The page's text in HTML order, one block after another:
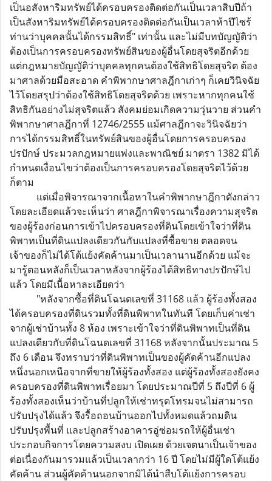
เป็นอสังหาริมทรัพย์ได้ครอบครองติดต่อกันเป็นเวลาสิบปีถ้า
เป็นสังหาริมทรัพย์ได้ครอบครองติดต่อกันเป็นเวลาห้าปีไซร้
ท่านว่าบุคคลนั้นได้กรรมสิทธิ์" เท่านั้น และไม่มีบทบัญญัติว่า
ต้องเป็นการครอบครองทรัพย์สินของผู้อื่นโดยสุจริตอีกด้วย
แต่กฎหมายบัญญัติว่าบุคคลทุกคนต้องใช้สิทธิโดยสุจริต ต้อง
มาศาลด้วยมือสะอาด คำพิพากษาศาลฎีกาเก่าๆ ก็เคยวินิจฉัย
ไว้โดยสรุปว่าต้องใช้สิทธิโดยสุจริตด้วย เพราะหากทุกคนใช้
สิทธิกันอย่างไม่สุจริตแล้ว สังคมย่อมเกิดความวุ่นวาย ส่วนคำ
พิพากษาศาลฎีกาที่ 12746/2555 แม้ศาลฎีกาจะวินิจฉัยว่า
การได้กรรมสิทธิ์ในทรัพย์สินของผู้อื่นโดยการครอบครอง
ปรปักษ์ ประมวลกฎหมายแพ่งและพาณิชย์ มาตรา 1382 มิได้
กำหนดเงื่อนไขว่าต้องเป็นการครอบครองโดยสุจริตไว้ด้วย
ก็ตาม
แต่เมื่อพิจารณาจากเนื้อหาในคำพิพากษาฎีกาดังกล่าว
โดยละเอียดแล้วจะเห็นว่า ศาลฎีกาพิจารณาเรื่องความสุจริต
ของผู้ร้องก่อนการเข้าไปครอบครองที่ดินโดยเข้าใจว่าที่ดิน
พิพาทเป็นที่ดินแปลงเดียวกันกับแปลงที่ซื้อขาย ตลอดจน
เจ้าของก็ไม่ได้โต้แย้งคัดค้านมาเป็นเวลานานอีกด้วย แม้จะ
มารู้ตอนหลังก็เป็นเวลาหลังจากผู้ร้องได้สิทธิทางปรปักษ์ไป
แล้ว โดยมีเนื้อหาละเอียดว่า
"หลังจากซื้อที่ดินโฉนดเลขที่ 31168 แล้ว ผู้ร้องทั้งสอง
ได้ครอบครองที่ดินรวมทั้งที่ดินพิพาทในทันที โดยเก็บค่าเช่า
จากผู้เช่าบ้านทั้ง 8 ห้อง เพราะเข้าใจว่าที่ดินพิพาทเป็นที่ดิน
แปลงเดียวกับที่ดินโฉนดเลขที่ 31168 หลังจากนั้นประมาณ 5
ถึง 6 เดือน จึงทราบว่าที่ดินพิพาทเป็นของผู้คัดค้านอีกแปลง
หนึ่งนอกเหนือจากที่ขายให้ผู้ร้องทั้งสอง แต่ผู้ร้องทั้งสองยังคง
ครอบครองที่ดินพิพาทเรื่อยมา โดยประมาณปีที่ 5 ถึงปีที่ 6 ผู้
ร้องทั้งสองเห็นว่าบ้านที่ปลูกให้เช่าทรุดโทรมจนไม่สามารถ
ปรับปรุงได้แล้ว จึงรื้อถอนบ้านออกไปทั้งหมดแล้วถมดิน
ปรับปรุงพื้นที่ และปลูกสร้างอาคารอู่ซ่อมรถให้ผู้อื่นเช่า
ประกอบกิจการโดยความสงบ เปิดเผย ด้วยเจตนาเป็นเจ้าของ
ต่อเนื่องกันมารวมแล้วเป็นเวลากว่า 16 ปี โดยไม่มีผู้ใดโต้แย้ง
คัดค้าน ส่วนผู้คัดค้านนอกจากมิได้นำสืบโต้แย้งการครอบ